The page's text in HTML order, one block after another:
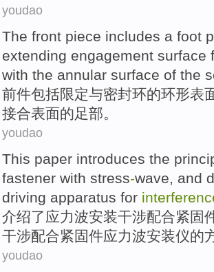
youdao
The front piece includes a foot
extending engagement surface
with the annular surface of the
前件包括限定与密封环的环形表
接合表面的足部。
youdao
This paper introduces the
fastener with stress-wave, and
driving apparatus for
介绍了应力波安装干涉配合紧固
干涉配合紧固件应力波安装仪的
youdao